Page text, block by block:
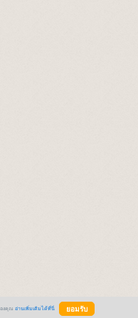
องคุณ อ่านเพิ่มเติมได้ที่นี่